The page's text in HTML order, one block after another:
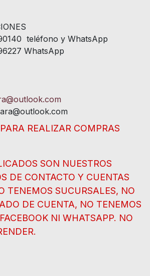
teléfono y WhatsApp
WhatsApp
REALIZAR COMPRAS
SON NUESTROS
DE CONTACTO Y CUENTAS
TENEMOS SUCURSALES, NO
DE CUENTA, NO TENEMOS
NI WHATSAPP. NO